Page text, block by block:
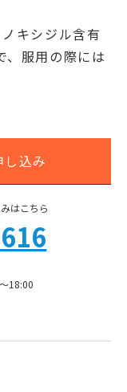
キシジル含有
、服用の際には
込み
はこちら
18:00